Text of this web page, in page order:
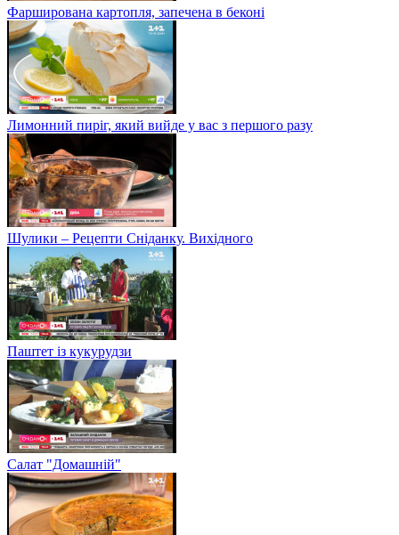
Фарширована картопля, запечена в беконі
Лимонний пиріг, який вийде у вас з першого разу
Шулики – Рецепти Сніданку. Вихідного
Паштет із кукурудзи
Салат "Домашній"